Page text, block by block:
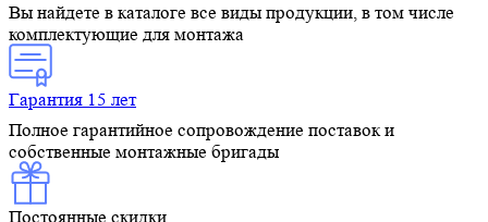
Вы найдете в каталоге все виды продукции, в том числе
комплектующие для монтажа
Гарантия 15 лет
Полное гарантийное сопровождение поставок и
собственные монтажные бригады
Постоянные скидки